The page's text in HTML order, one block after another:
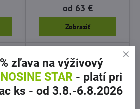
od 63 €
Zobraziť
% zľava na výživový
STAR - platí pri
ks - od 3.8.-6.8.2026